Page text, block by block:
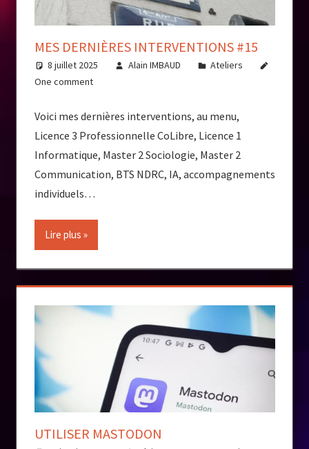
MES DERNIÈRES INTERVENTIONS #15
8 juillet 2025 Alain IMBAUD
Ateliers
One comment
Voici mes dernières interventions, au menu,
Licence 3 Professionnelle CoLibre, Licence 1
Informatique, Master 2 Sociologie, Master 2
Communication, BTS NDRC, IA, accompagnements
individuels…
Lire plus
UTILISER MASTODON